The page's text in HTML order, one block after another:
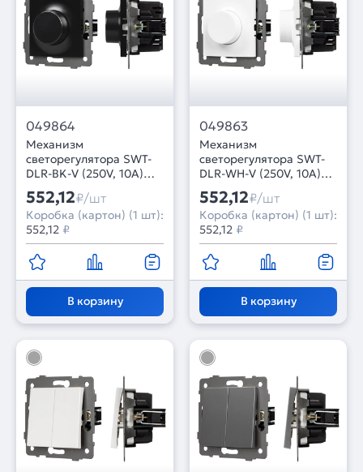
049864
Механизм
светорегулятора SWT-
DLR-BK-V (250V, 10A)
(Arlight, -)
552,12₽/шт
Коробка (картон) (1 шт):
552,12 ₽
В корзину
049863
Механизм
светорегулятора SWT-
DLR-WH-V (250V, 10A)
(Arlight, -)
552,12₽/шт
Коробка (картон) (1 шт):
552,12 ₽
В корзину